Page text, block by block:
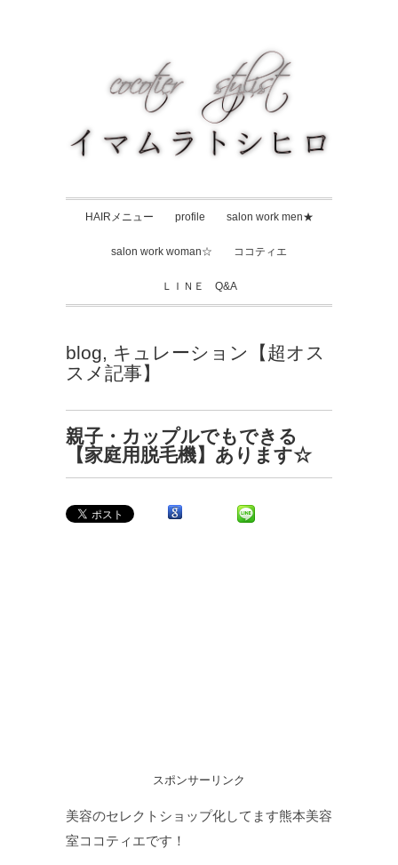
HAIRメニュー profile salon work men★
salon work woman☆ ココティエ
ＬＩＮＥ Q&A
blog, キュレーション【超オス
スメ記事】
親子・カップルでもできる
【家庭用脱毛機】あります☆
スポンサーリンク
美容のセレクトショップ化してます熊本美容
室ココティエです！